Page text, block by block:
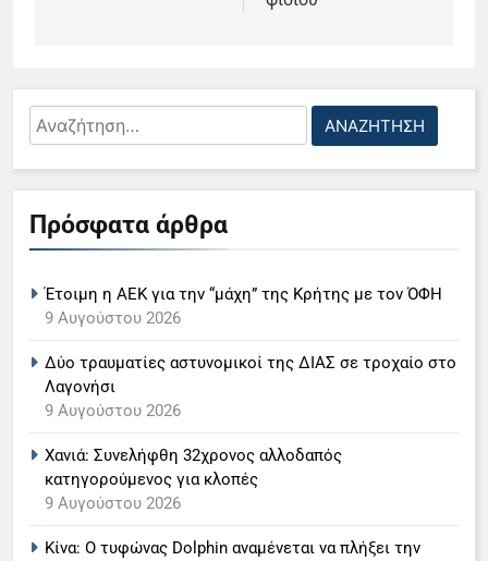
Αναζήτηση
για:
Πρόσφατα άρθρα
Έτοιμη η ΑΕΚ για την “μάχη” της Κρήτης με τον ΌΦΗ
9 Αυγούστου 2026
Δύο τραυματίες αστυνομικοί της ΔΙΑΣ σε τροχαίο στο
Λαγονήσι
9 Αυγούστου 2026
Χανιά: Συνελήφθη 32χρονος αλλοδαπός
κατηγορούμενος για κλοπές
9 Αυγούστου 2026
Κίνα: Ο τυφώνας Dolphin αναμένεται να πλήξει την
5
«τιμόνι» του κεντρικού δελτίου
ειδήσεων της ΕΡΤ
LIFESTYLE-MEDIA
6
ανακοίνωση του σταθμού
7
Τέλος από τον ΑΝΤ1 ο
LIFESTYLE-MEDIA